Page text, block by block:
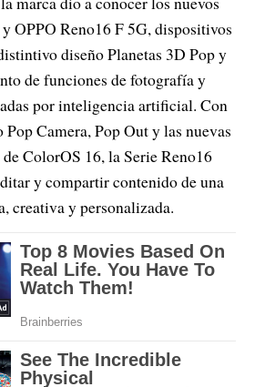
OPPO Reno16 F 5G, dispositivos
diseño Planetas 3D Pop y
de funciones de fotografía y
por inteligencia artificial. Con
Camera, Pop Out y las nuevas
ColorOS 16, la Serie Reno16
y compartir contenido de una
creativa y personalizada.